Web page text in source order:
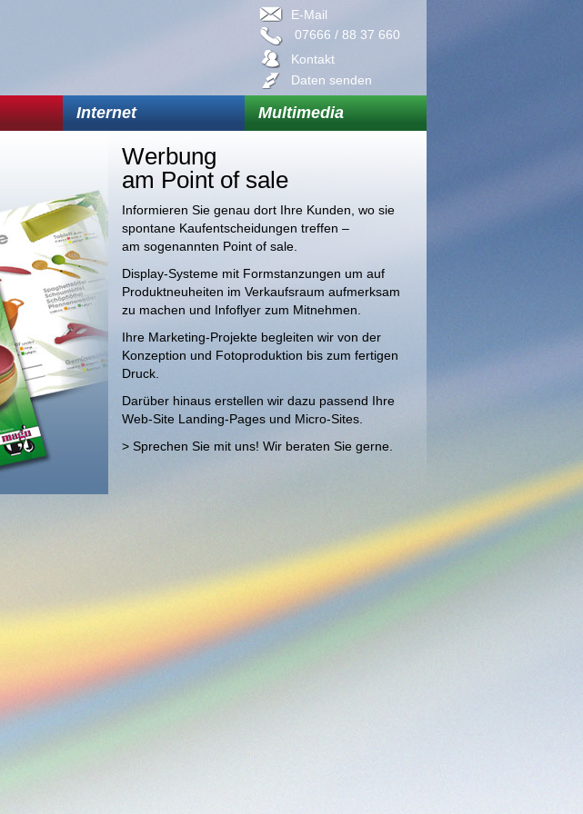
E-Mail
07666 / 88 37 660
Kontakt
Daten senden
Internet Multimedia
Werbung
am Point of sale
Informieren Sie genau dort Ihre Kunden, wo sie
spontane Kaufentscheidungen treffen –
am sogenannten Point of sale.
Display-Systeme mit Formstanzungen um auf
Produktneuheiten im Verkaufsraum aufmerksam
zu machen und Infoflyer zum Mitnehmen.
Ihre Marketing-Projekte begleiten wir von der
Konzeption und Fotoproduktion bis zum fertigen
Druck.
Darüber hinaus erstellen wir dazu passend Ihre
Web-Site Landing-Pages und Micro-Sites.
> Sprechen Sie mit uns! Wir beraten Sie gerne.